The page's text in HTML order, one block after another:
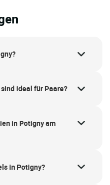
ideal für Paare?
in Potigny am
in Potigny?